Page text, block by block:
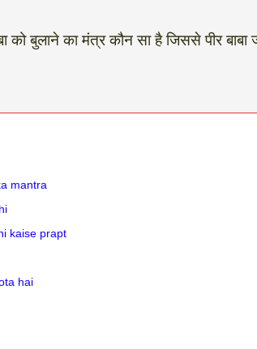
को बुलाने का मंत्र कौन सा है जिससे पीर
mantra
kaise prapt
hai